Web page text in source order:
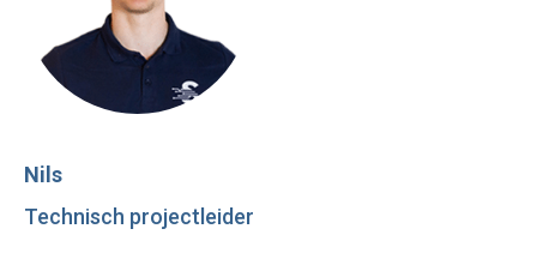
Nils
Technisch projectleider